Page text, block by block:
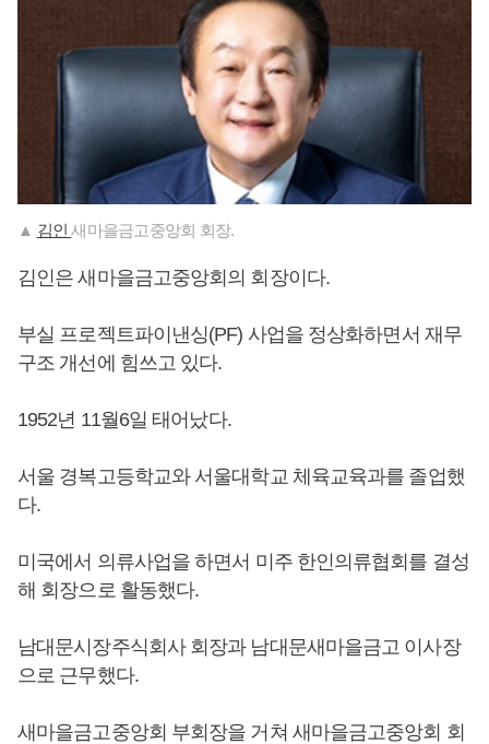
▲ 김인새마을금고중앙회 회장.
김인은 새마을금고중앙회의 회장이다.
부실 프로젝트파이낸싱(PF) 사업을 정상화하면서 재무
구조 개선에 힘쓰고 있다.
1952년 11월6일 태어났다.
서울 경복고등학교와 서울대학교 체육교육과를 졸업했
다.
미국에서 의류사업을 하면서 미주 한인의류협회를 결성
해 회장으로 활동했다.
남대문시장주식회사 회장과 남대문새마을금고 이사장
으로 근무했다.
새마을금고중앙회 부회장을 거쳐 새마을금고중앙회 회